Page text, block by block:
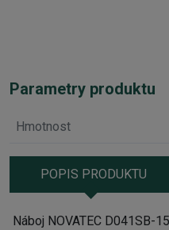
Parametry produktu
Hmotnost
POPIS PRODUKTU
Náboj NOVATEC D041SB-